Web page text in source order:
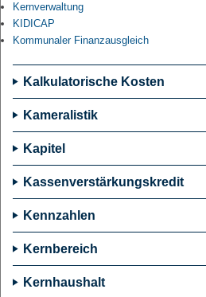
Kernverwaltung
KIDICAP
Kommunaler Finanzausgleich
Kalkulatorische Kosten
Kameralistik
Kapitel
Kassenverstärkungskredit
Kennzahlen
Kernbereich
Kernhaushalt